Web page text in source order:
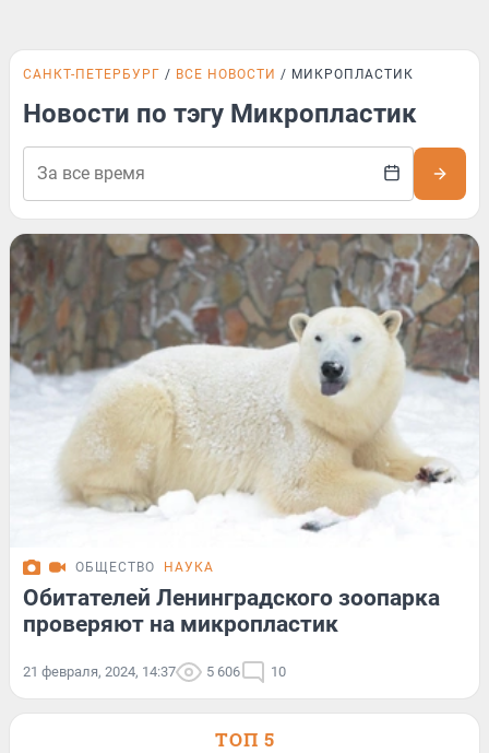
САНКТ-ПЕТЕРБУРГ ВСЕ НОВОСТИ МИКРОПЛАСТИК
Новости по тэгу Микропластик
ОБЩЕСТВО НАУКА
Обитателей Ленинградского зоопарка
проверяют на микропластик
21 февраля, 2024, 14:37 5 606 10
ТОП 5